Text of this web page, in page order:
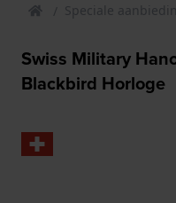
Speciale
Swiss Military
Blackbird Horloge